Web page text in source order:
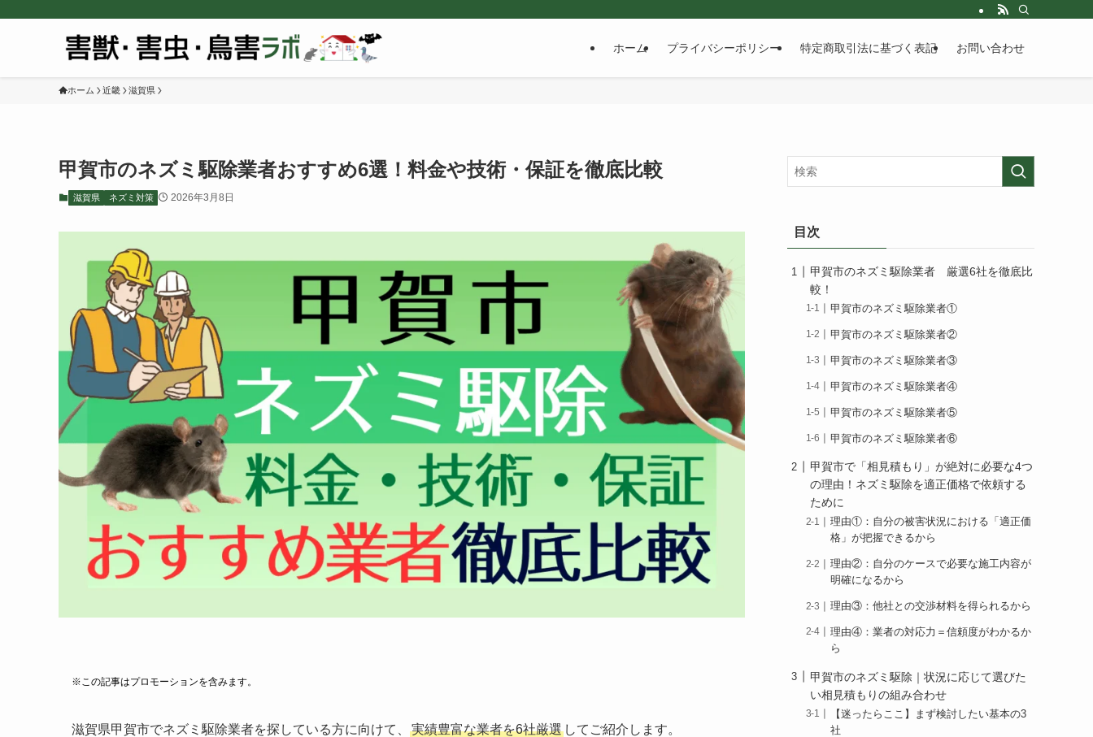
ホーム プライバシーポリシー 特定商取引法に基づく表記 お問い合わせ
ホーム 近畿 滋賀県
甲賀市のネズミ駆除業者おすすめ6選！料金や技術・保証を徹底比較
滋賀県 ネズミ対策 2026年3月8日
※この記事はプロモーションを含みます。
滋賀県甲賀市でネズミ駆除業者を探している方に向けて、 実績豊富な業者を6社厳選 してご紹介します。
目次
甲賀市のネズミ駆除業者 厳選6社を徹底比
較！
甲賀市のネズミ駆除業者①
甲賀市のネズミ駆除業者②
甲賀市のネズミ駆除業者③
甲賀市のネズミ駆除業者④
甲賀市のネズミ駆除業者⑤
甲賀市のネズミ駆除業者⑥
甲賀市で「相見積もり」が絶対に必要な4つ
の理由！ネズミ駆除を適正価格で依頼する
ために
理由①：自分の被害状況における「適正価
格」が把握できるから
理由②：自分のケースで必要な施工内容が
明確になるから
理由③：他社との交渉材料を得られるから
理由④：業者の対応力＝信頼度がわかるか
ら
甲賀市のネズミ駆除｜状況に応じて選びた
い相見積もりの組み合わせ
【迷ったらここ】まず検討したい基本の3
社